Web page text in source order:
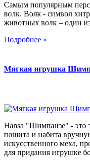
Самым популярным
волк. Волк - символ
животных волк – один
Подробнее »
Мягкая игрушка
Hansa "Шимпанзе" - это
пошита и набита
искусственного меха,
для придания игрушке